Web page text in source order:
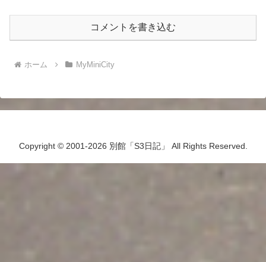
コメントを書き込む
ホーム MyMiniCity
Copyright © 2001-2026 別館「S3日記」 All Rights Reserved.